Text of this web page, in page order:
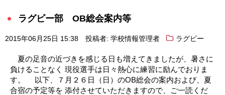
ラグビー部 OB総会案内等
2015年06月25日 15:38 投稿者: 学校情報管理者 ラグビー
夏の足音の近づきを感じる日も増えてきましたが、暑さに
負けることなく 現役選手は日々熱心に練習に励んでおりま
す。 以下、７月２６日（日）のOB総会の案内および、夏
合宿の予定等を 添付させていただきますので、ご一読くだ